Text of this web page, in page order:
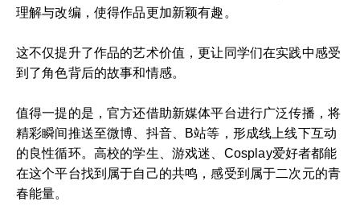
理解与改编，使得作品更加新颖有趣。
这不仅提升了作品的艺术价值，更让同学们在实践中感受
到了角色背后的故事和情感。
值得一提的是，官方还借助新媒体平台进行广泛传播，将
精彩瞬间推送至微博、抖音、B站等，形成线上线下互动
的良性循环。高校的学生、游戏迷、Cosplay爱好者都能
在这个平台找到属于自己的共鸣，感受到属于二次元的青
春能量。